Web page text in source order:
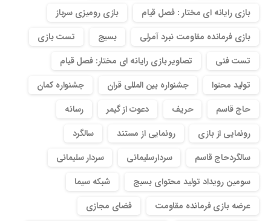
بازی رایانه ای مختار : فصل قیام
بازی رومیزی سرباز
بازی فرمانده مقاومت نبرد آمرلی
بسیج
تست بازی
تست فنی
تصاویر بازی رایانه ای مختار: فصل قیام
تولید محتوا
جشنواره بین المللی قران
جشنواره کمان
حاج قاسم
حریف دعوت از گیمر
رسانه
رونمایی از بازی
رونمایی از مستند
سالگرد
سالگردحاج قاسم
سردارسلیمانی
سردار سلیمانی
سومین رویداد تولید محتوای بسیج
شبکه سیما
عرضه بازی فرمانده مقاومت
فضای مجازی